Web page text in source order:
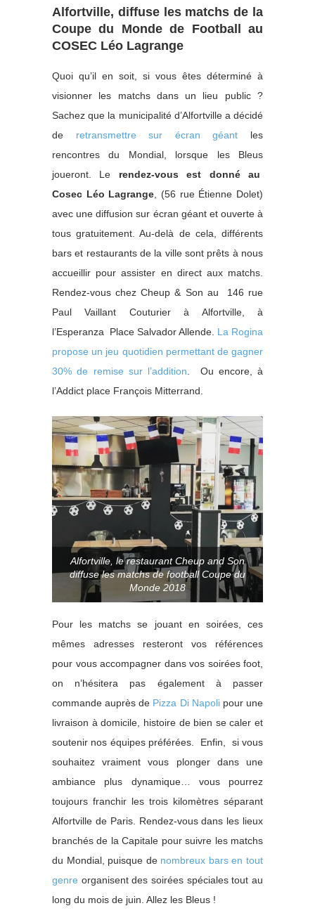
Alfortville, diffuse les matchs de la
Coupe du Monde de Football au
COSEC Léo Lagrange
Quoi qu’il en soit, si vous êtes déterminé à
visionner les matchs dans un lieu public ?
Sachez que la municipalité d’Alfortville a décidé
de retransmettre sur écran géant les
rencontres du Mondial, lorsque les Bleus
joueront. Le rendez-vous est donné au
Cosec Léo Lagrange , (56 rue Étienne Dolet)
avec une diffusion sur écran géant et ouverte à
tous gratuitement. Au-delà de cela, différents
bars et restaurants de la ville sont prêts à nous
accueillir pour assister en direct aux matchs.
Rendez-vous chez Cheup & Son au 146 rue
Paul Vaillant Couturier à Alfortville, à
l’Esperanza Place Salvador Allende. La Rogina
propose un jeu quotidien permettant de gagner
30% de remise sur l’addition . Ou encore, à
l’Addict place François Mitterrand.
Alfortville, le restaurant Cheup and Son
diffuse les matchs de football Coupe du
Monde 2018
Pour les matchs se jouant en soirées, ces
mêmes adresses resteront vos références
pour vous accompagner dans vos soirées foot,
on n’hésitera pas également à passer
commande auprès de Pizza Di Napolipour une
livraison à domicile, histoire de bien se caler et
soutenir nos équipes préférées. Enfin, si vous
souhaitez vraiment vous plonger dans une
ambiance plus dynamique… vous pourrez
toujours franchir les trois kilomètres séparant
Alfortville de Paris. Rendez-vous dans les lieux
branchés de la Capitale pour suivre les matchs
du Mondial, puisque de nombreux bars en tout
genre organisent des soirées spéciales tout au
long du mois de juin. Allez les Bleus !